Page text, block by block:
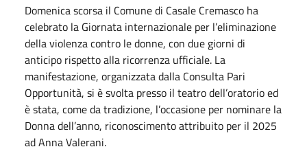
Domenica scorsa il Comune di Casale Cremasco ha
celebrato la Giornata internazionale per l’eliminazione
della violenza contro le donne, con due giorni di
anticipo rispetto alla ricorrenza ufficiale. La
manifestazione, organizzata dalla Consulta Pari
Opportunità, si è svolta presso il teatro dell’oratorio ed
è stata, come da tradizione, l’occasione per nominare la
Donna dell’anno, riconoscimento attribuito per il 2025
ad Anna Valerani.